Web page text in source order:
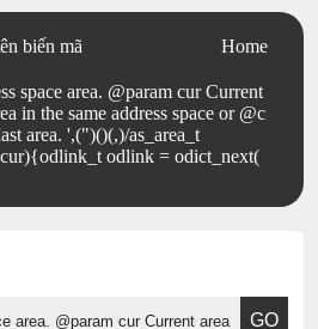
biến mã
space area. @param cur Current
in the same address space or @c
area. ',(")()(,)/as_area_t
cur){odlink_t odlink = odict_next(
Home